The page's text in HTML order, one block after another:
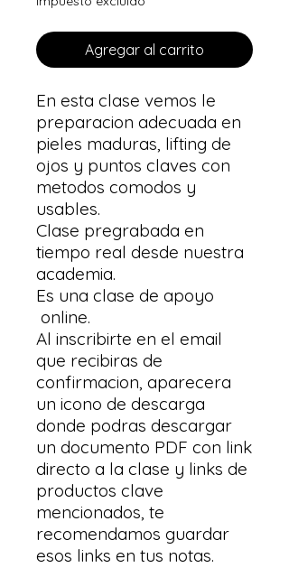
Agregar al carrito
En esta clase vemos le
preparacion adecuada en
pieles maduras, lifting de
ojos y puntos claves con
metodos comodos y
usables.
Clase pregrabada en
tiempo real desde nuestra
academia.
Es una clase de apoyo
online.
Al inscribirte en el email
que recibiras de
confirmacion, aparecera
un icono de descarga
donde podras descargar
un documento PDF con link
directo a la clase y links de
productos clave
mencionados, te
recomendamos guardar
esos links en tus notas.